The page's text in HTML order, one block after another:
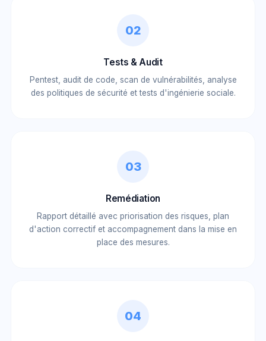
02
Tests & Audit
Pentest, audit de code, scan de vulnérabilités, analyse
des politiques de sécurité et tests d'ingénierie sociale.
03
Remédiation
Rapport détaillé avec priorisation des risques, plan
d'action correctif et accompagnement dans la mise en
place des mesures.
04